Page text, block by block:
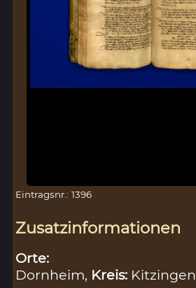
Eintragsnr.: 1396
Zusatzinformationen
Orte:
Dornheim, Kreis: Kitzingen